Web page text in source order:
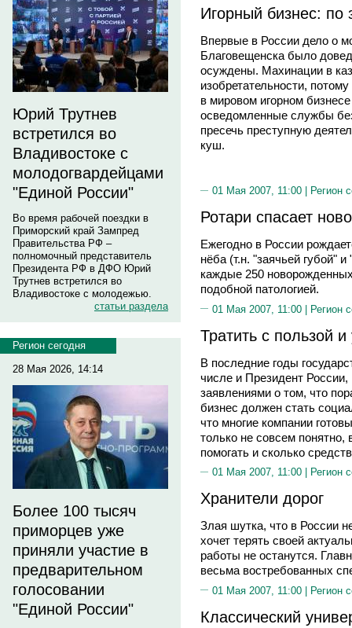
Юрий Трутнев
встретился во
Владивостоке с
молодогвардейцами
"Единой России"
Во время рабочей поездки в
Приморский край Зампред
Правительства РФ –
полномочный представитель
Президента РФ в ДФО Юрий
Трутнев встретился во
Владивостоке с молодежью.
статьи раздела
Регион сегодня
28 Мая 2026, 14:14
Более 100 тысяч
приморцев уже
приняли участие в
предварительном
голосовании
"Единой России"
Игорный бизнес: по
Впервые в России дело о
Благовещенска было
осуждены. Махинации в
изобретательности,
в мировом игорном
осведомленные службы
пресечь преступную
куш.
01 Мая 2007, 11:00 | Регион
Ротари спасает
Ежегодно в России
нёба (т.н. "заячьей губой"
каждые 250
подобной патологией.
01 Мая 2007, 11:00 | Регион
Тратить с пользой
В последние годы
числе и Президент
заявлениями о том, что
бизнес должен стать
что многие компании
только не совсем понятно,
помогать и сколько
01 Мая 2007, 11:00 | Регион
Хранители дорог
Злая шутка, что в России
хочет терять своей
работы не останутся.
весьма востребованных
01 Мая 2007, 11:00 | Регион
Классический